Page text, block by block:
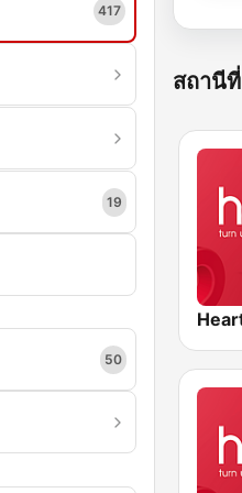
417
19
50
สถานี